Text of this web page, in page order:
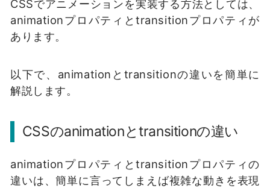
CSSでアニメーションを実装する方法としては、
animationプロパティとtransitionプロパティが
あります。
以下で、animationとtransitionの違いを簡単に
解説します。
CSSのanimationとtransitionの違い
animationプロパティとtransitionプロパティの
違いは、簡単に言ってしまえば複雑な動きを表現